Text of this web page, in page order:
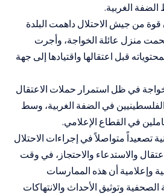
الغربية.
من جيش الاحتلال داهمت البلدة
منزل عائلة الخواجة، وأجرت
قبل اعتقالها واقتيادها إلى جهة
في ظل استمرار حملات الاعتقال
في الضفة الغربية، وسط
في القطاع الإعلامي.
تصعيداً متواصلاً في إجراءات الاحتلال
والاستدعاء والاحتجاز، في وقت
وإعلامية أن هذه الممارسات
وتوثيق الأحداث والانتهاكات